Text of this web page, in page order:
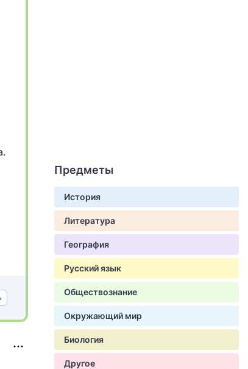
Предметы
История
Литература
География
Русский язык
Обществознание
Окружающий мир
Биология
Другое